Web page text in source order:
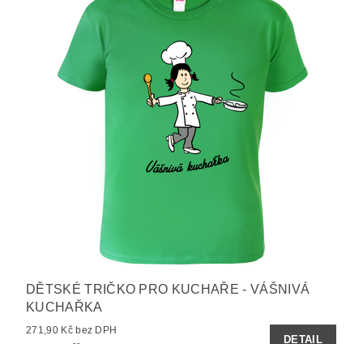
DĚTSKÉ TRIČKO PRO KUCHAŘE - VÁŠNIVÁ
KUCHAŘKA
271,90 Kč bez DPH
DETAIL